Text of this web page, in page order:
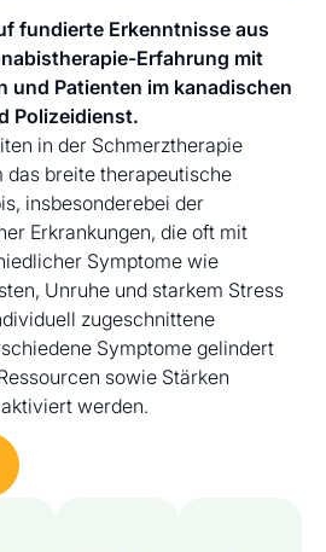
fundierte Erkenntnisse aus
Erfahrung mit
und Patienten im kanadischen
Polizeidienst.
in der Schmerztherapie
breite therapeutische
insbesonderebei der
Erkrankungen, die oft mit
Symptome wie
Unruhe und starkem Stress
zugeschnittene
Symptome gelindert
sowie Stärken
werden.